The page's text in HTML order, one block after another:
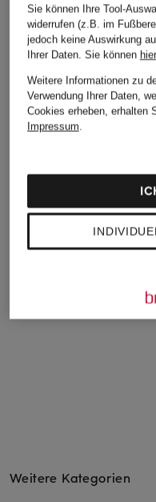
seidensticker
Weitere Kategorien
Sie können Ihre Tool-
widerrufen (z.B. im
jedoch keine Auswirkung
Ihrer Daten. Sie können hier
Weitere Informationen zu
Verwendung Ihrer Daten,
Cookies erheben, erhalten
Impressum.